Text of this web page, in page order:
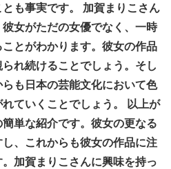
も事実です。 加賀まりこさん
女がただの女優でなく、一時
とがわかります。彼女の作品
れ続けることでしょう。そし
も日本の芸能文化において色
ていくことでしょう。 以上が
単な紹介です。彼女の更なる
、これからも彼女の作品に注
加賀まりこさんに興味を持っ